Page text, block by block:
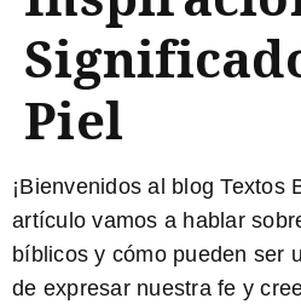
Piel
¡Bienvenidos al blog Textos
artículo vamos a hablar
bíblicos y cómo pueden ser
de expresar nuestra fe y